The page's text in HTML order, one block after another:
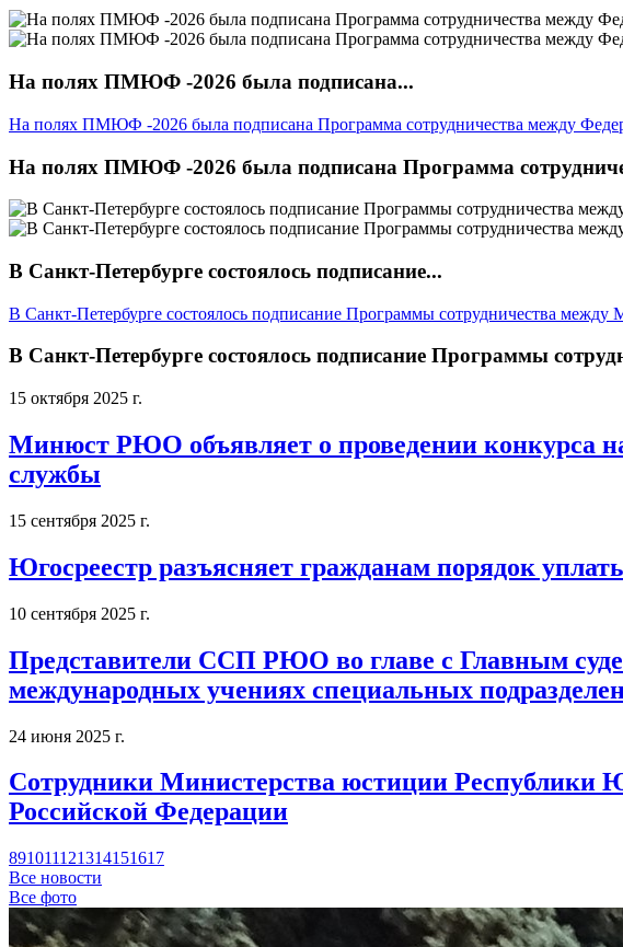
На полях ПМЮФ -2026 была подписана...
На полях ПМЮФ -2026 была подписана Программа сотрудничества между
На полях ПМЮФ -2026 была подписана Программа
В Санкт-Петербурге состоялось подписание...
В Санкт-Петербурге состоялось подписание Программы сотрудничества
В Санкт-Петербурге состоялось подписание Программы
15 октября 2025 г.
Минюст РЮО объявляет о проведении конкурса
службы
15 сентября 2025 г.
Югосреестр разъясняет гражданам порядок
10 сентября 2025 г.
Представители ССП РЮО во главе с Главным
международных учениях специальных
24 июня 2025 г.
Сотрудники Министерства юстиции Республики
Российской Федерации
891011121314151617
Все новости
Все фото